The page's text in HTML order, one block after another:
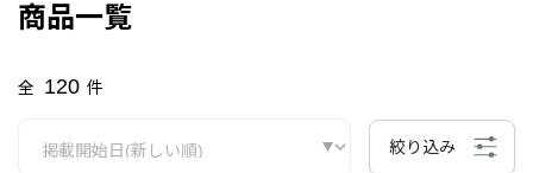
商品一覧
全 120 件
絞り込み